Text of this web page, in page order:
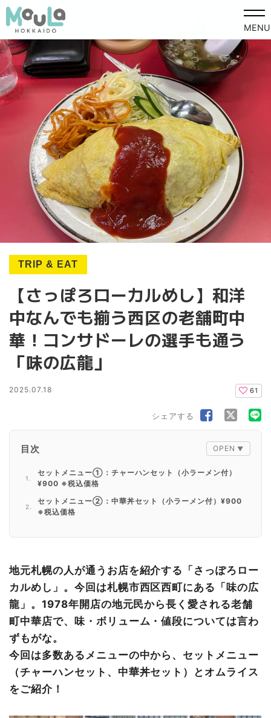
MENU
TRIP & EAT
【さっぽろローカルめし】和洋
中なんでも揃う西区の老舗町中
華！コンサドーレの選手も通う
「味の広龍」
2025.07.18 61
シェアする
目次
セットメニュー①：チャーハンセット（小ラーメン付）
¥900 ※税込価格
セットメニュー②：中華丼セット（小ラーメン付）¥900
※税込価格
さいごに
地元札幌の人が通うお店を紹介する「さっぽろロー
カルめし」。今回は札幌市西区西町にある「味の広
龍 」。1978年開店の地元民から長く愛される老舗
町中華店で、味・ボリューム・値段については言わ
ずもがな。
今回は多数あるメニューの中から、セットメニュー
（チャーハンセット、中華丼セット）とオムライス
をご紹介！